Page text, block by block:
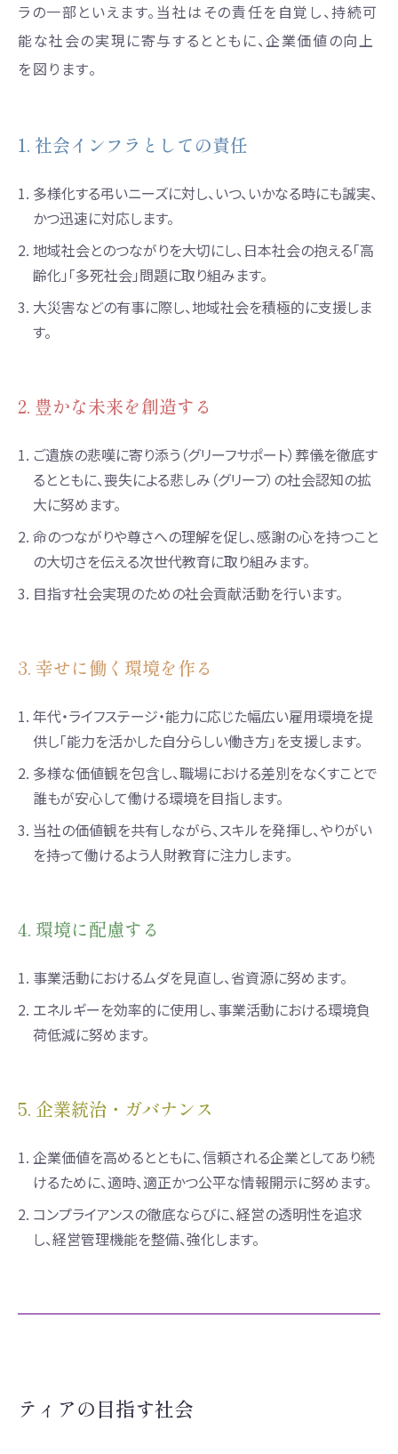
ラの一部といえます。当社はその責任を自覚し、持続可
能な社会の実現に寄与するとともに、企業価値の向上
を図ります。
1. 社会インフラとしての責任
1. 多様化する弔いニーズに対し、いつ、いかなる時にも誠実、
かつ迅速に対応します。
2. 地域社会とのつながりを大切にし、日本社会の抱える「高
齢化」「多死社会」問題に取り組みます。
3. 大災害などの有事に際し、地域社会を積極的に支援しま
す。
2. 豊かな未来を創造する
1. ご遺族の悲嘆に寄り添う（グリーフサポート）葬儀を徹底す
るとともに、喪失による悲しみ（グリーフ）の社会認知の拡
大に努めます。
2. 命のつながりや尊さへの理解を促し、感謝の心を持つこと
の大切さを伝える次世代教育に取り組みます。
3. 目指す社会実現のための社会貢献活動を行います。
3. 幸せに働く環境を作る
1. 年代・ライフステージ・能力に応じた幅広い雇用環境を提
供し「能力を活かした自分らしい働き方」を支援します。
2. 多様な価値観を包含し、職場における差別をなくすことで
誰もが安心して働ける環境を目指します。
3. 当社の価値観を共有しながら、スキルを発揮し、やりがい
を持って働けるよう人財教育に注力します。
4. 環境に配慮する
1. 事業活動におけるムダを見直し、省資源に努めます。
2. エネルギーを効率的に使用し、事業活動における環境負
荷低減に努めます。
5. 企業統治・ガバナンス
1. 企業価値を高めるとともに、信頼される企業としてあり続
けるために、適時、適正かつ公平な情報開示に努めます。
2. コンプライアンスの徹底ならびに、経営の透明性を追求
し、経営管理機能を整備、強化します。
ティアの目指す社会